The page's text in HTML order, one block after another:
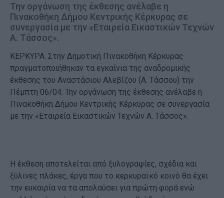
Την οργάνωση της έκθεσης ανέλαβε η
Πινακοθήκη Δήμου Κεντρικής Κέρκυρας σε
συνεργασία με την «Εταιρεία Εικαστικών Τεχνών
Α. Τάσσος».
ΚΕΡΚΥΡΑ. Στην Δημοτική Πινακοθήκη Κέρκυρας
πραγματοποιήθηκαν τα εγκαίνια της αναδρομικής
έκθεσης του Αναστάσιου Αλεβίζου (Α. Τάσσου) την
Πέμπτη 06/04. Την οργάνωση της έκθεσης ανέλαβε η
Πινακοθήκη Δήμου Κεντρικής Κέρκυρας σε συνεργασία
με την «Εταιρεία Εικαστικών Τεχνών Α. Τάσσος».
Η έκθεση αποτελείται από ξυλογραφίες, σχέδια και
ξύλινες πλάκες, έργα που το κερκυραϊκό κοινό θα έχει
την ευκαιρία να τα απολαύσει για πρώτη φορά ενώ